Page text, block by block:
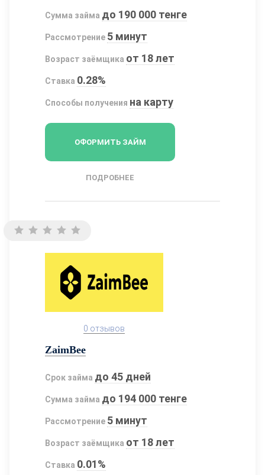
Сумма займа до 190 000 тенге
Рассмотрение 5 минут
Возраст заёмщика от 18 лет
Ставка 0.28%
Способы получения на карту
ОФОРМИТЬ ЗАЙМ
ПОДРОБНЕЕ
0 отзывов
ZaimBee
Срок займа до 45 дней
Сумма займа до 194 000 тенге
Рассмотрение 5 минут
Возраст заёмщика от 18 лет
Ставка 0.01%